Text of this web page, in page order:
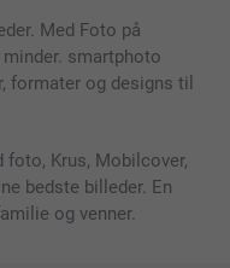
Med Foto på
smartphoto
formater og designs til
foto, Krus, Mobilcover,
bedste billeder. En
og venner.